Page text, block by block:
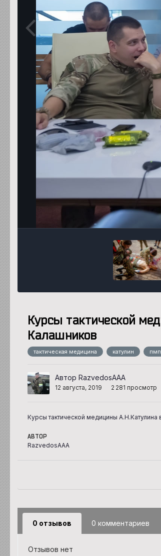
Курсы тактической
Калашников
тактическая медицина катулин пмп
Автор RazvedosAAA
12 августа, 2019 2 281 просмотр
Курсы тактической медицины А.Н.Катулина
АВТОР
RazvedosAAA
0 отзывов 0 комментариев
Отзывов нет